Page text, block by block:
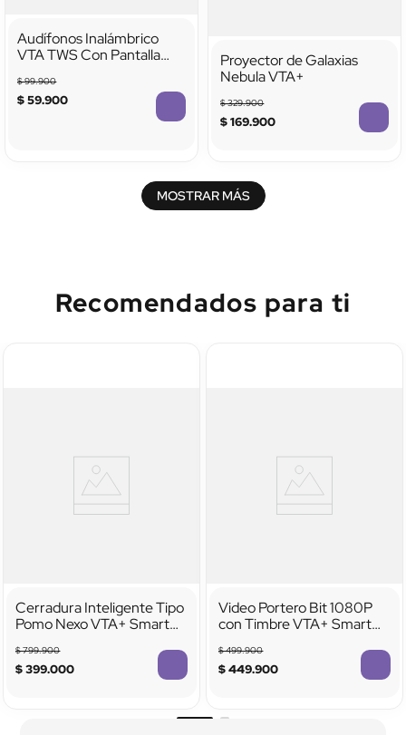
Audífonos Inalámbrico
VTA TWS Con Pantalla
Stick Negro
$99.900
$59.900
Proyector de Galaxias
Nebula VTA+
$329.900
$169.900
MOSTRAR MÁS
Recomendados para ti
Cerradura Inteligente Tipo
Pomo Nexo VTA+ Smart
$799.900
$399.000
Video Portero Bit 1080P
con Timbre VTA+ Smart
$499.900
$449.900